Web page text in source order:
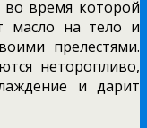
во время которой
масло на тело и
прелестями.
неторопливо,
и дарит